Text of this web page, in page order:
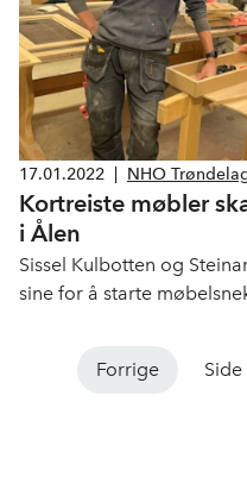
17.01.2022 NHO
Kortreiste møbler
i Ålen
Sissel Kulbotten og
sine for å starte
stadig flere bedrifter og
Forrige Side